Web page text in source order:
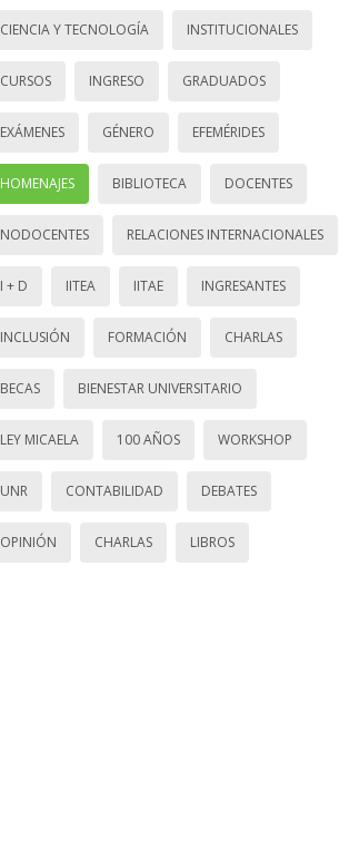
CIENCIA Y TECNOLOGÍA INSTITUCIONALES
CURSOS INGRESO GRADUADOS
EXÁMENES GÉNERO EFEMÉRIDES
HOMENAJES BIBLIOTECA DOCENTES
NODOCENTES RELACIONES INTERNACIONALES
I + D IITEA IITAE INGRESANTES
INCLUSIÓN FORMACIÓN CHARLAS
BECAS BIENESTAR UNIVERSITARIO
LEY MICAELA 100 AÑOS WORKSHOP
UNR CONTABILIDAD DEBATES
OPINIÓN CHARLAS LIBROS